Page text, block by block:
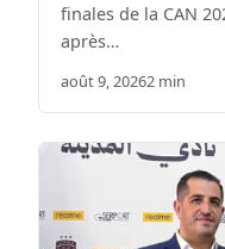
finales de la CAN
après…
août 9, 20262 min